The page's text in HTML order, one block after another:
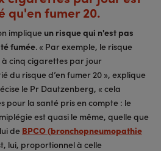
qu'en fumer 20.
implique un risque qui n'est pas
fumée. « Par exemple, le risque
cinq cigarettes par jour
du risque d’en fumer 20 », explique
le Pr Dautzenberg, « cela
pour la santé pris en compte : le
est quasi le même, quelle que
de BPCO (bronchopneumopathie
lui, proportionnel à celle